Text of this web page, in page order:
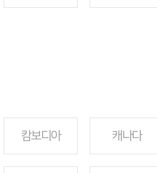
캄보디아 캐나다